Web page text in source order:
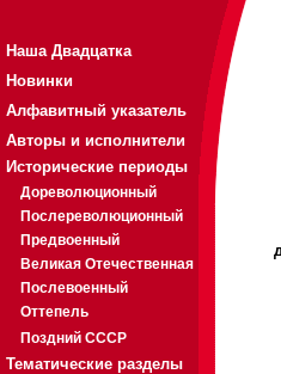
Наша Двадцатка
Новинки
Алфавитный указатель
Авторы и исполнители
Исторические периоды
Дореволюционный
Послереволюционный
Предвоенный
Великая Отечественная
Послевоенный
Оттепель
Поздний СССР
Тематические разделы